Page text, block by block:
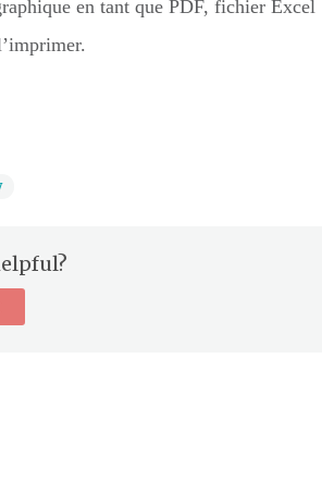
en tant que PDF, fichier Excel